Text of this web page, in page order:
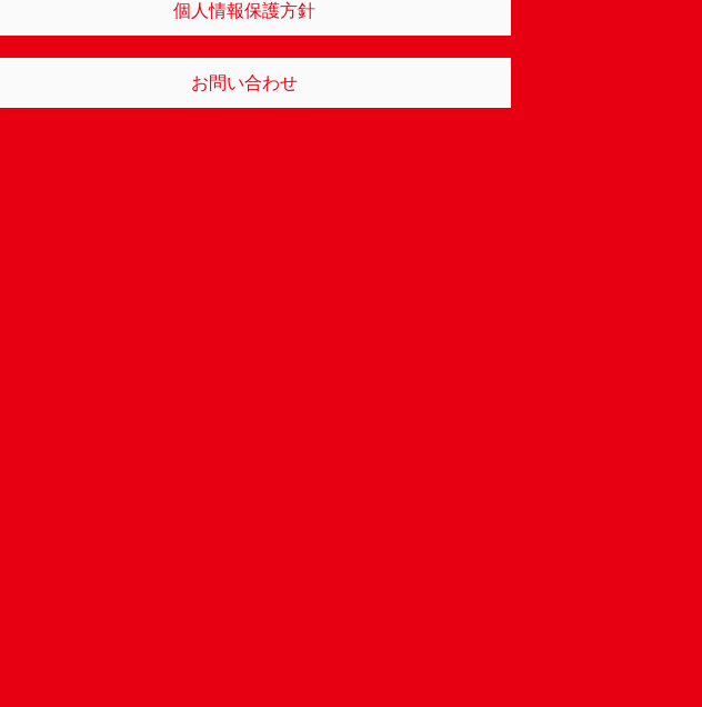
個人情報保護方針
お問い合わせ